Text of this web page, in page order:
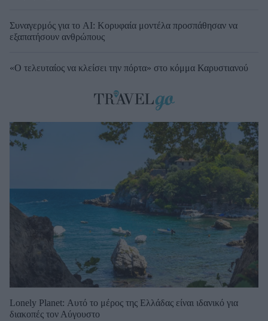
Συναγερμός για το AI: Κορυφαία μοντέλα προσπάθησαν να
εξαπατήσουν ανθρώπους
«Ο τελευταίος να κλείσει την πόρτα» στο κόμμα Καρυστιανού
Lonely Planet: Αυτό το μέρος της Ελλάδας είναι ιδανικό για
διακοπές τον Αύγουστο